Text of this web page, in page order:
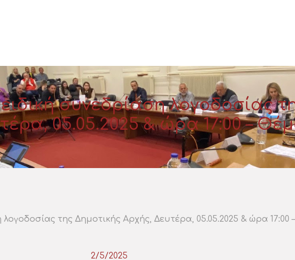
συνεδρίαση λογοδοσίας
05.05.2025 & ώρα 17:00 –
της Δημοτικής Αρχής, Δευτέρα, 05.05.2025 & ώρα
2/5/2025